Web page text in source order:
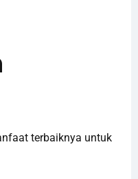
terbaiknya untuk